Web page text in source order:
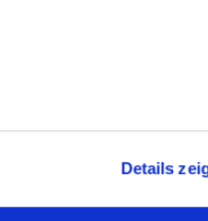
Details